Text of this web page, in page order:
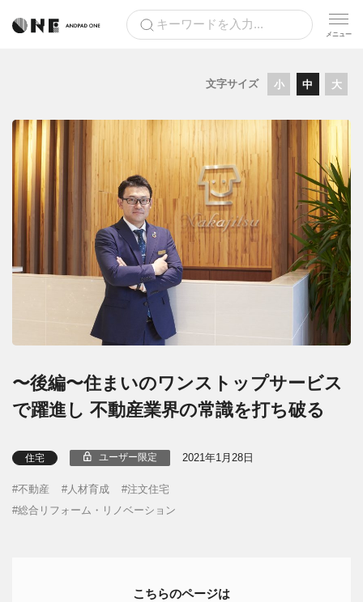
文字サイズ 小 中 大
〜後編〜住まいのワンストップサービス
で躍進し 不動産業界の常識を打ち破る
住宅 ユーザー限定 2021年1月28日
不動産 人材育成
注文住宅
総合リフォーム・リノベーション
こちらのページは